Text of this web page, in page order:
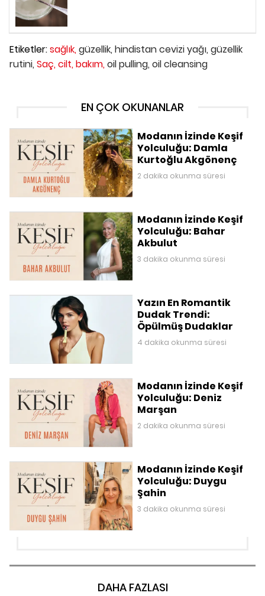
Etiketler:sağlık,güzellik, hindistan cevizi yağı, güzellik
rutini, Saç,cilt,bakım,oil pulling, oil cleansing
EN ÇOK OKUNANLAR
Modanın İzinde Keşif
Yolculuğu: Damla
Kurtoğlu Akgönenç
2 dakika okunma süresi
Modanın İzinde Keşif
Yolculuğu: Bahar
Akbulut
3 dakika okunma süresi
Yazın En Romantik
Dudak Trendi:
Öpülmüş Dudaklar
4 dakika okunma süresi
Modanın İzinde Keşif
Yolculuğu: Deniz
Marşan
2 dakika okunma süresi
Modanın İzinde Keşif
Yolculuğu: Duygu
Şahin
3 dakika okunma süresi
DAHA FAZLASI